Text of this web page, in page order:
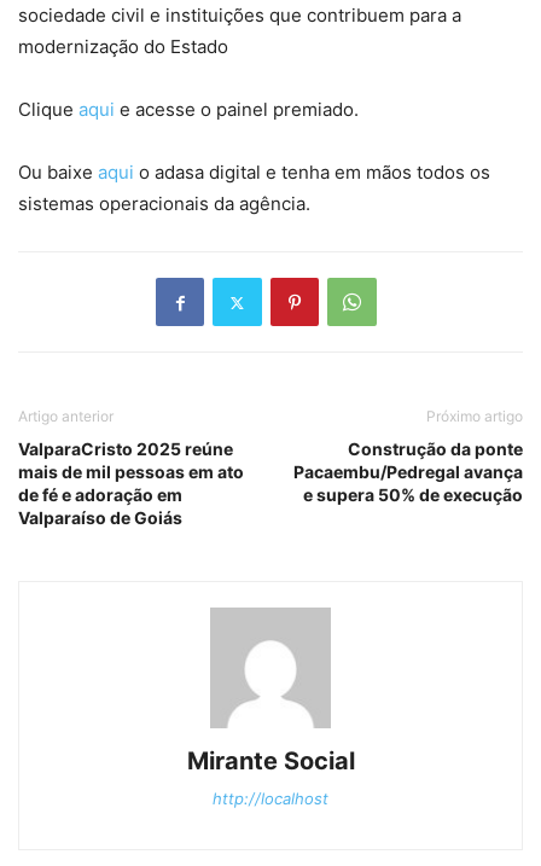
sociedade civil e instituições que contribuem para a
modernização do Estado
Clique aqui e acesse o painel premiado.
Ou baixe aqui o adasa digital e tenha em mãos todos os
sistemas operacionais da agência.
Artigo anterior
ValparaCristo 2025 reúne
mais de mil pessoas em ato
de fé e adoração em
Valparaíso de Goiás
Próximo artigo
Construção da ponte
Pacaembu/Pedregal avança
e supera 50% de execução
Mirante Social
http://localhost